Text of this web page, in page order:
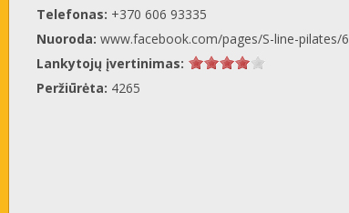
Telefonas: +370 606 93335
Nuoroda: www.facebook.com/pages/S-line-pilates/
Lankytojų įvertinimas:
Peržiūrėta: 4265